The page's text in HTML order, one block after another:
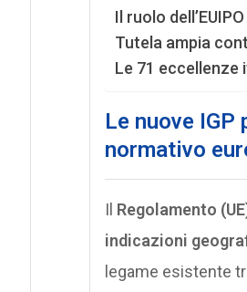
Il ruolo
Tutela ampia
Le 71 eccellenze
Le nuove
normativo
Il Regolamento
indicazioni
legame esistente